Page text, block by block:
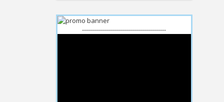
------------------------------------------